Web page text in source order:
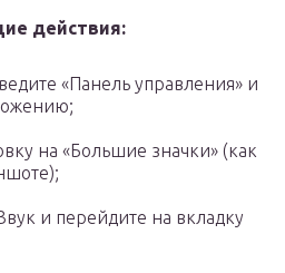
действия:
«Панель управления» и
на «Большие значки» (как
и перейдите на вкладку